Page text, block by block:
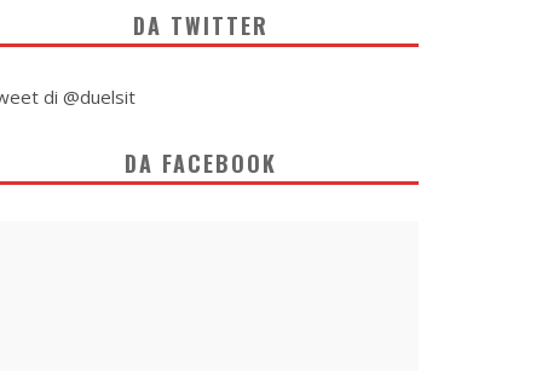
DA TWITTER
di @duelsit
DA FACEBOOK